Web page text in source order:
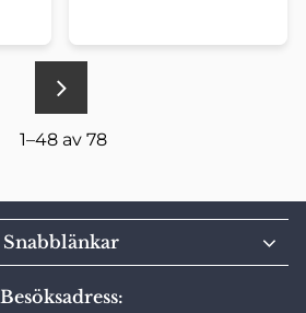
1–48 av 78
Besöksadress:
Snabblänkar